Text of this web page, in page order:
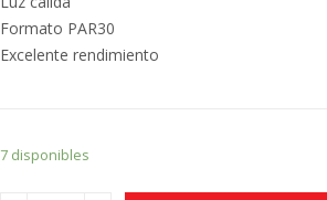
Formato PAR30
Excelente rendimiento
7 disponibles